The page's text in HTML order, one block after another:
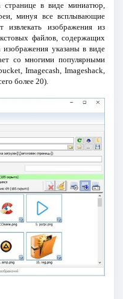
странице в виде миниатюр,
минуя все всплывающие
изображения из
файлов, содержащих
указаны в виде
со многими популярными
Imagecash, Imageshack,
более 20).